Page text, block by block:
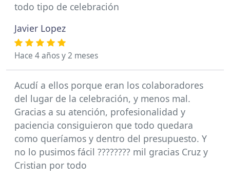
todo tipo de celebración
Javier Lopez
Hace 4 años y 2 meses
Acudí a ellos porque eran los colaboradores
del lugar de la celebración, y menos mal.
Gracias a su atención, profesionalidad y
paciencia consiguieron que todo quedara
como queríamos y dentro del presupuesto. Y
no lo pusimos fácil ???????? mil gracias Cruz y
Cristian por todo